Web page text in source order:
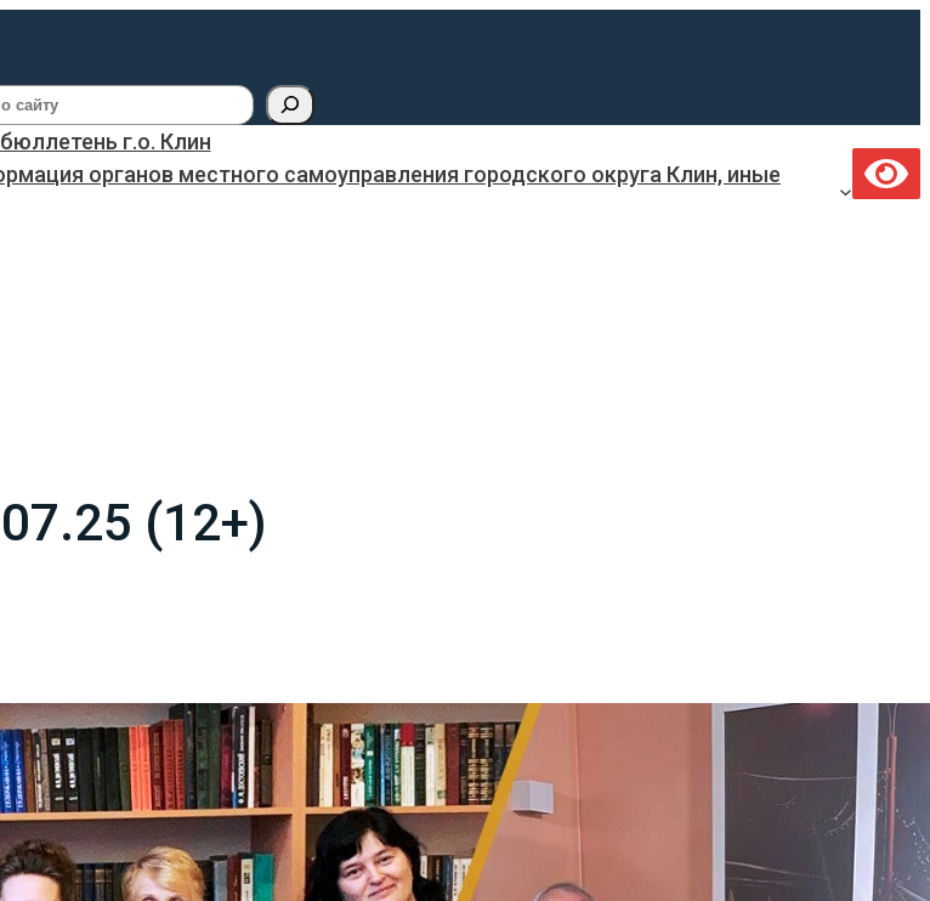
г.о. Клин
органов местного самоуправления городского округа Клин, иные
(12+)